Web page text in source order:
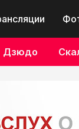
Дзюдо